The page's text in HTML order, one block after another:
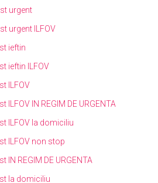
urgent
urgent ILFOV
ieftin
ieftin ILFOV
ILFOV
IN REGIM DE URGENTA
ILFOV la domiciliu
ILFOV non stop
REGIM DE URGENTA
la domiciliu